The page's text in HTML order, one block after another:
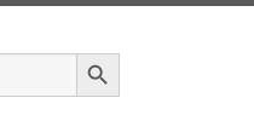
BOTÓN DE